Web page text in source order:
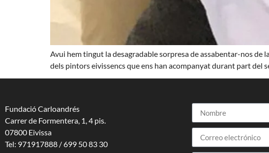
Avui hem tingut la desagradable sorpresa de assabentar-nos
dels pintors eivissencs que ens han acompanyat durant part del
Fundació Carloandrés
Carrer de Formentera, 1, 4 pis.
07800 Eivissa
Tel: 971917888 / 699 50 83 30